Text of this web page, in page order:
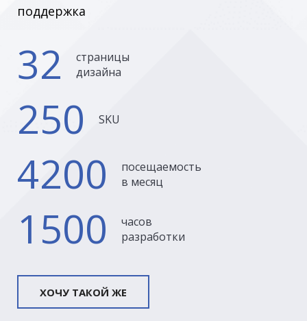
поддержка
32
страницы
дизайна
250 SKU
4200
посещаемость
в месяц
1500
часов
разработки
ХОЧУ ТАКОЙ ЖЕ